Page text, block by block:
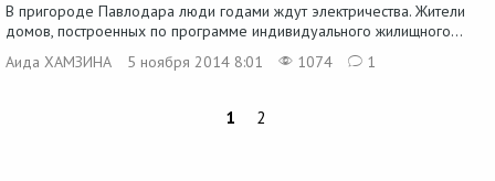
В пригороде Павлодара люди годами ждут электричества. Жители
домов, построенных по программе индивидуального жилищного...
Аида ХАМЗИНА
5 ноября 2014 8:01 1074 1
1 2